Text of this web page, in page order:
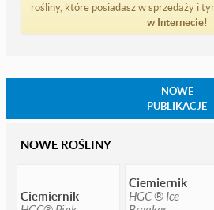
rośliny, które posiadasz w sprzedaży i
w Internecie!
NOWE
PUBLIKACJE
NOWE ROŚLINY
Ciemiernik
Ciemiernik
HGC ® Ice